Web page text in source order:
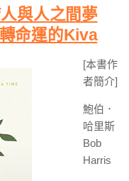
與人之間夢
命運的Kiva
[本書作
者簡介]
鮑伯．
哈里斯
Bob
Harris